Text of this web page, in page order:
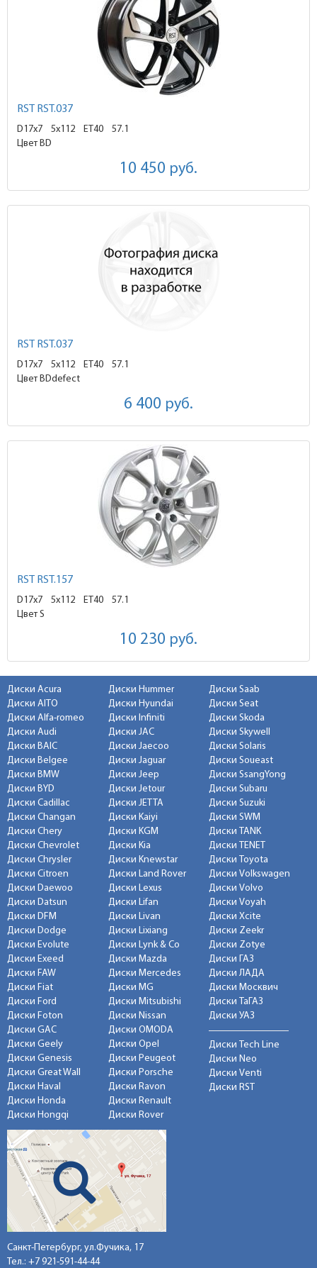
RST RST.037
D17x7 5x112 ET40
57.1
Цвет BD
10 450 руб.
RST RST.037
D17x7 5x112 ET40
57.1
Цвет BDdefect
6 400 руб.
RST RST.157
D17x7 5x112 ET40
57.1
Цвет S
10 230 руб.
Диски Acura
Диски AITO
Диски Alfa-romeo
Диски Audi
Диски BAIC
Диски Belgee
Диски BMW
Диски BYD
Диски Cadillac
Диски Changan
Диски Chery
Диски Chevrolet
Диски Chrysler
Диски Citroen
Диски Daewoo
Диски Datsun
Диски DFM
Диски Dodge
Диски Evolute
Диски Exeed
Диски FAW
Диски Fiat
Диски Ford
Диски Foton
Диски GAC
Диски Geely
Диски Genesis
Диски Great Wall
Диски Haval
Диски Honda
Диски Hongqi
Диски Hummer
Диски Hyundai
Диски Infiniti
Диски JAC
Диски Jaecoo
Диски Jaguar
Диски Jeep
Диски Jetour
Диски JETTA
Диски Kaiyi
Диски KGM
Диски Kia
Диски Knewstar
Диски Land Rover
Диски Lexus
Диски Lifan
Диски Livan
Диски Lixiang
Диски Lynk & Co
Диски Mazda
Диски Mercedes
Диски MG
Диски Mitsubishi
Диски Nissan
Диски OMODA
Диски Opel
Диски Peugeot
Диски Porsche
Диски Ravon
Диски Renault
Диски Rover
Диски Saab
Диски Seat
Диски Skoda
Диски Skywell
Диски Solaris
Диски Soueast
Диски SsangYong
Диски Subaru
Диски Suzuki
Диски SWM
Диски TANK
Диски TENET
Диски Toyota
Диски Volkswagen
Диски Volvo
Диски Voyah
Диски Xcite
Диски Zeekr
Диски Zotye
Диски ГАЗ
Диски ЛАДА
Диски Москвич
Диски ТаГАЗ
Диски УАЗ
Диски Tech Line
Диски Neo
Диски Venti
Диски RST
Санкт-Петербург, ул.Фучика, 17
Тел.: +7 921-591-44-44